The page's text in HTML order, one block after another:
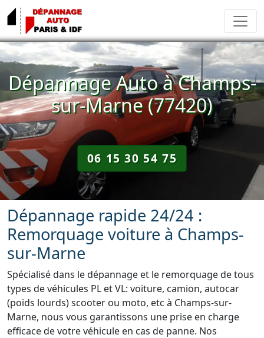
Dépannage Auto à Champs-
sur-Marne (77420)
06 15 30 54 75
Dépannage rapide 24/24 :
Remorquage voiture à Champs-
sur-Marne
Spécialisé dans le dépannage et le remorquage de tous
types de véhicules PL et VL: voiture, camion, autocar
(poids lourds) scooter ou moto, etc à Champs-sur-
Marne, nous vous garantissons une prise en charge
efficace de votre véhicule en cas de panne. Nos